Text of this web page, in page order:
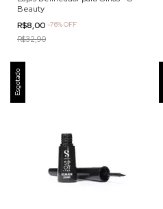
Beauty
R$8,00 -76%OFF
R$32,90
Esgotado